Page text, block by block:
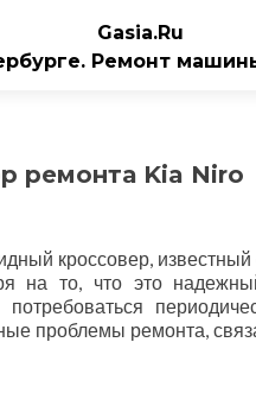
Gasia.Ru
Ремонт
ремонта Kia Niro
кроссовер,
на то, что это
потребоваться
проблемы ремонта,